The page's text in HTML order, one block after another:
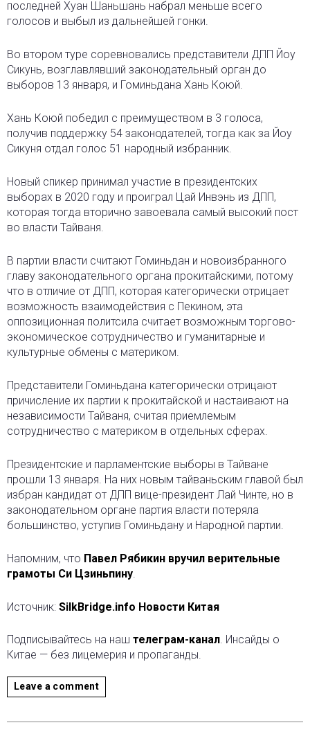
последней Хуан Шаньшань набрал меньше всего
голосов и выбыл из дальнейшей гонки.
Во втором туре соревновались представители ДПП Йоу
Сикунь, возглавлявший законодательный орган до
выборов 13 января, и Гоминьдана Хань Коюй.
Хань Коюй победил с преимуществом в 3 голоса,
получив поддержку 54 законодателей, тогда как за Йоу
Сикуня отдал голос 51 народный избранник.
Новый спикер принимал участие в президентских
выборах в 2020 году и проиграл Цай Инвэнь из ДПП,
которая тогда вторично завоевала самый высокий пост
во власти Тайваня.
В партии власти считают Гоминьдан и новоизбранного
главу законодательного органа прокитайскими, потому
что в отличие от ДПП, которая категорически отрицает
возможность взаимодействия с Пекином, эта
оппозиционная политсила считает возможным торгово-
экономическое сотрудничество и гуманитарные и
культурные обмены с материком.
Представители Гоминьдана категорически отрицают
причисление их партии к прокитайской и настаивают на
независимости Тайваня, считая приемлемым
сотрудничество с материком в отдельных сферах.
Президентские и парламентские выборы в Тайване
прошли 13 января. На них новым тайваньским главой был
избран кандидат от ДПП вице-президент Лай Чинте, но в
законодательном органе партия власти потеряла
большинство, уступив Гоминьдану и Народной партии.
Напомним, что Павел Рябикин вручил верительные
грамоты Си Цзиньпину
Источник: SilkBridge.info Новости Китая
Подписывайтесь на наш телеграм-канал . Инсайды о
Китае — без лицемерия и пропаганды.
Leave a comment